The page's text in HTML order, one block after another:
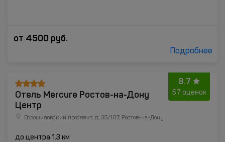
от 4500 руб.
Подробнее
8.7
57 оценок
Отель Mercure Ростов-на-Дону
Центр
Ворошиловский проспект, д. 35/107, Ростов-на-Дону
до центра 1.3 км